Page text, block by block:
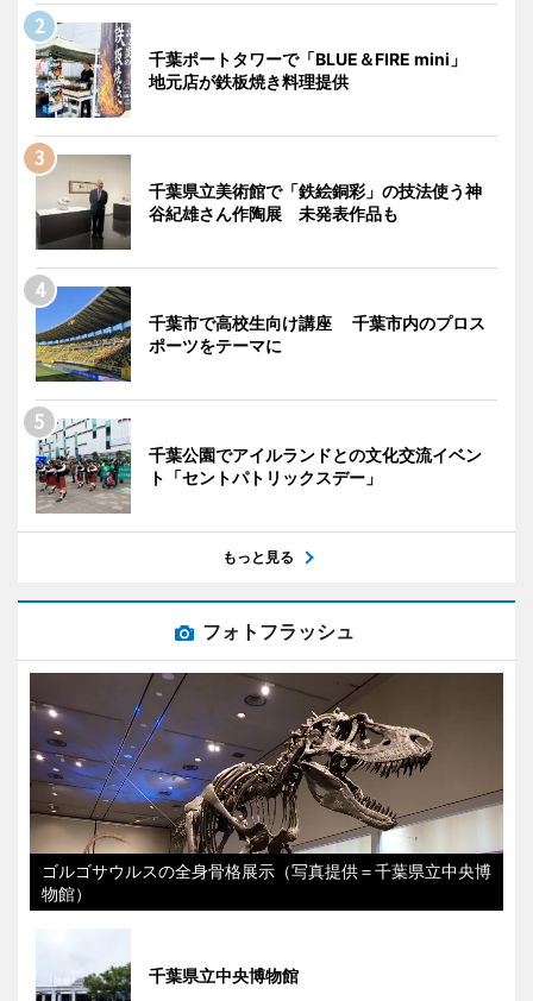
千葉ポートタワーで「BLUE＆FIRE mini」
地元店が鉄板焼き料理提供
千葉県立美術館で「鉄絵銅彩」の技法使う神
谷紀雄さん作陶展 未発表作品も
千葉市で高校生向け講座 千葉市内のプロス
ポーツをテーマに
千葉公園でアイルランドとの文化交流イベン
ト「セントパトリックスデー」
もっと見る
フォトフラッシュ
ゴルゴサウルスの全身骨格展示（写真提供＝千葉県立中央博
物館）
千葉県立中央博物館